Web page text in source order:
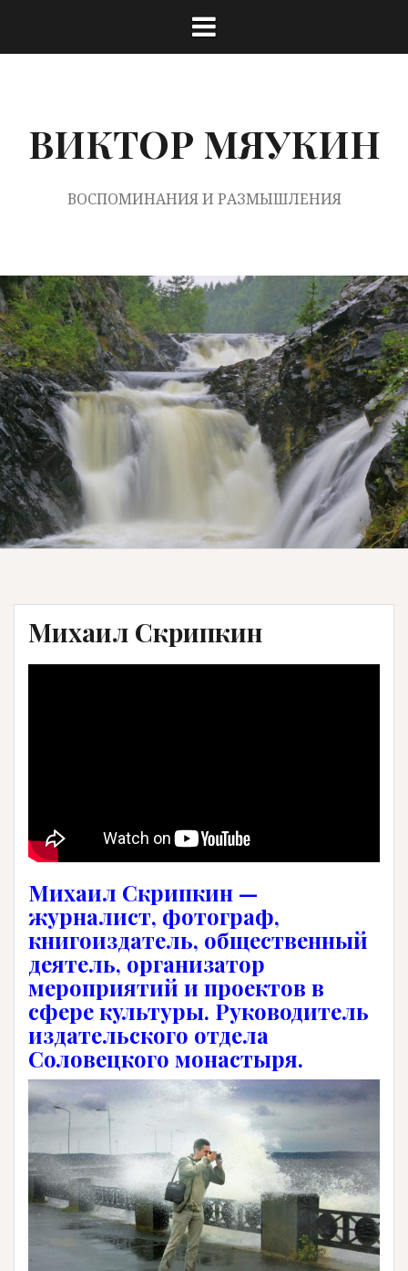
содержимому
ВИКТОР МЯУКИН
ВОСПОМИНАНИЯ И РАЗМЫШЛЕНИЯ
Михаил Скрипкин
Михаил Скрипкин —
журналист, фотограф,
книгоиздатель, общественный
деятель, организатор
мероприятий и проектов в
сфере культуры. Руководитель
издательского отдела
Соловецкого монастыря.